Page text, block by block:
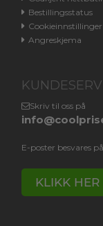
Bestillingsstatus
Cookieinnstillinger
Angreskjema
Skriv til oss på
E-poster besvares
KLIKK